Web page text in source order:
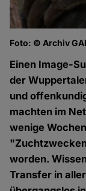
Foto: © Archiv
Einen Image-
der
und
machten im
wenige
worden.
Transfer in